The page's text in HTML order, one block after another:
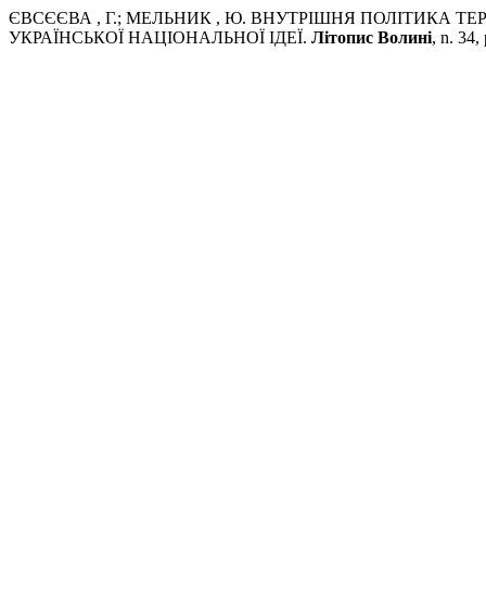
ЄВСЄЄВА , Г.; МЕЛЬНИК , Ю. ВНУТРІШНЯ ПОЛІТИКА
УКРАЇНСЬКОЇ НАЦІОНАЛЬНОЇ ІДЕЇ. Літопис Волині, n. 34,